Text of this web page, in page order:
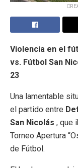
Violencia en el
vs. Fútbol San
23
Una lamentable
el partido entre
San Nicolás , que
Torneo Apertura
de Fútbol.